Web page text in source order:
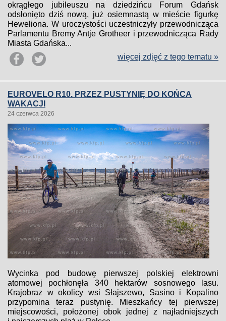
okrągłego jubileuszu na dziedzińcu Forum Gdańsk
odsłonięto dziś nową, już osiemnastą w mieście figurkę
Heweliona. W uroczystości uczestniczyły przewodnicząca
Parlamentu Bremy Antje Grotheer i przewodnicząca Rady
Miasta Gdańska...
więcej zdjęć z tego tematu »
EUROVELO R10. PRZEZ PUSTYNIĘ DO KOŃCA
WAKACJI
24 czerwca 2026
Wycinka pod budowę pierwszej polskiej elektrowni
atomowej pochłonęła 340 hektarów sosnowego lasu.
Krajobraz w okolicy wsi Słajszewo, Sasino i Kopalino
przypomina teraz pustynię. Mieszkańcy tej pierwszej
miejscowości, położonej obok jednej z najładniejszych